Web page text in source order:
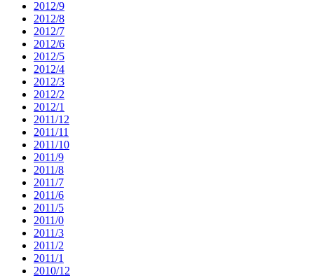
2012/9
2012/8
2012/7
2012/6
2012/5
2012/4
2012/3
2012/2
2012/1
2011/12
2011/11
2011/10
2011/9
2011/8
2011/7
2011/6
2011/5
2011/0
2011/3
2011/2
2011/1
2010/12